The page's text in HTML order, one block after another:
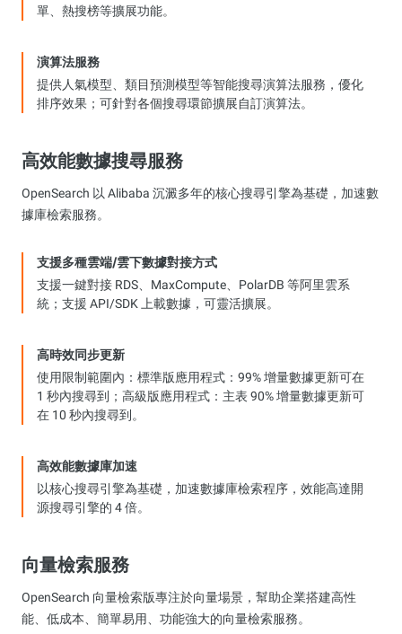
單、熱搜榜等擴展功能。
演算法服務
提供人氣模型、類目預測模型等智能搜尋演算法服務，優化
排序效果；可針對各個搜尋環節擴展自訂演算法。
高效能數據搜尋服務
OpenSearch 以 Alibaba 沉澱多年的核心搜尋引擎為基礎，加速數
據庫檢索服務。
支援多種雲端/雲下數據對接方式
支援一鍵對接 RDS、MaxCompute、PolarDB 等阿里雲系
統；支援 API/SDK 上載數據，可靈活擴展。
高時效同步更新
使用限制範圍內：標準版應用程式：99% 增量數據更新可在
1 秒內搜尋到；高級版應用程式：主表 90% 增量數據更新可
在 10 秒內搜尋到。
高效能數據庫加速
以核心搜尋引擎為基礎，加速數據庫檢索程序，效能高達開
源搜尋引擎的 4 倍。
向量檢索服務
OpenSearch 向量檢索版專注於向量場景，幫助企業搭建高性
能、低成本、簡單易用、功能強大的向量檢索服務。